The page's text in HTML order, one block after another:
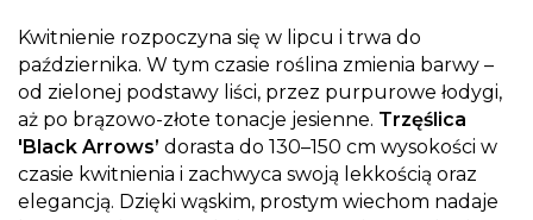
Kwitnienie rozpoczyna się w lipcu i trwa do
października. W tym czasie roślina zmienia barwy –
od zielonej podstawy liści, przez purpurowe łodygi,
aż po brązowo-złote tonacje jesienne. Trzęślica
'Black Arrows’ dorasta do 130–150 cm wysokości w
czasie kwitnienia i zachwyca swoją lekkością oraz
elegancją. Dzięki wąskim, prostym wiechom nadaje